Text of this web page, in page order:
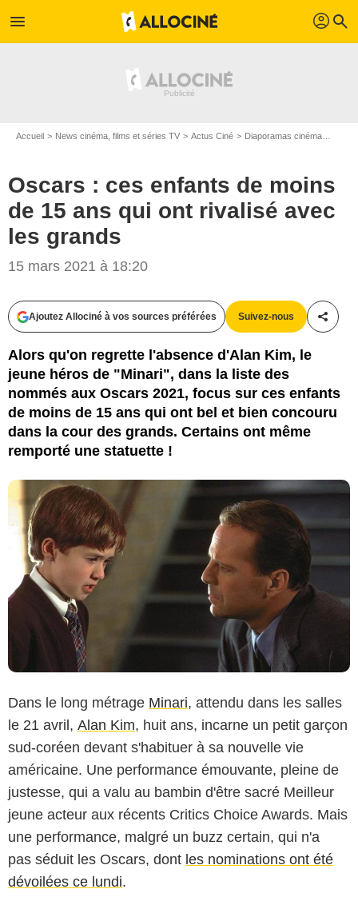
menu profil search
Accueil News cinéma, films et séries TV Actus Ciné Diaporamas cinéma
Oscars : ces enfants de moins
de 15 ans qui ont rivalisé avec
les grands
15 mars 2021 à 18:20
Ajoutez Allociné à vos sources préférées Suivez-nous
Alors qu'on regrette l'absence d'Alan Kim, le
jeune héros de "Minari", dans la liste des
nommés aux Oscars 2021, focus sur ces enfants
de moins de 15 ans qui ont bel et bien concouru
dans la cour des grands. Certains ont même
remporté une statuette !
Dans le long métrage Minari, attendu dans les salles
le 21 avril, Alan Kim, huit ans, incarne un petit garçon
sud-coréen devant s'habituer à sa nouvelle vie
américaine. Une performance émouvante, pleine de
justesse, qui a valu au bambin d'être sacré Meilleur
jeune acteur aux récents Critics Choice Awards. Mais
une performance, malgré un buzz certain, qui n'a
pas séduit les Oscars, dont les nominations ont été
dévoilées ce lundi.